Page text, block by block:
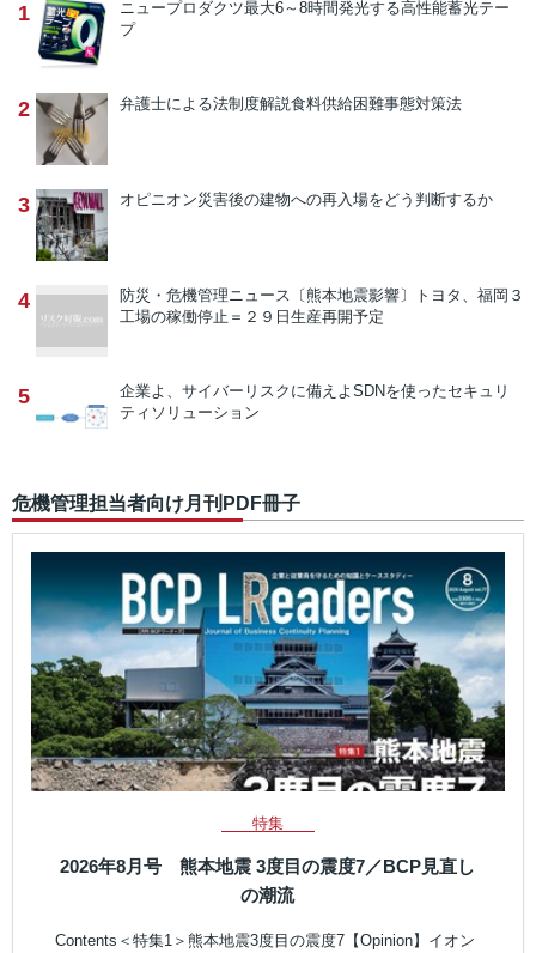
1 ニュープロダクツ最大6～8時間発光する高性能蓄光テー
プ
2 弁護士による法制度解説食料供給困難事態対策法
3 オピニオン災害後の建物への再入場をどう判断するか
4 防災・危機管理ニュース 〔熊本地震影響〕トヨタ、福岡３
工場の稼働停止＝２９日生産再開予定
5 企業よ、サイバーリスクに備えよ SDNを使ったセキュリ
ティソリューション
危機管理担当者向け月刊PDF冊子
特集
2026年8月号 熊本地震 3度目の震度7／BCP見直し
の潮流
Contents＜特集1＞熊本地震3度目の震度7【Opinion】イオン